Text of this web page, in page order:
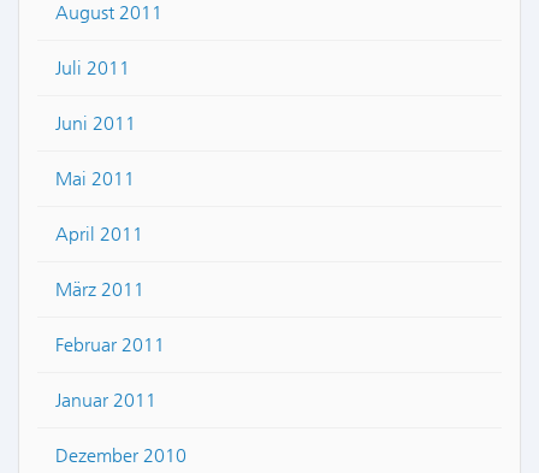
August 2011
Juli 2011
Juni 2011
Mai 2011
April 2011
März 2011
Februar 2011
Januar 2011
Dezember 2010